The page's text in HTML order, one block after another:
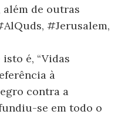
de outras
#Jerusalem,
é, “Vidas
à
contra a
se em todo o